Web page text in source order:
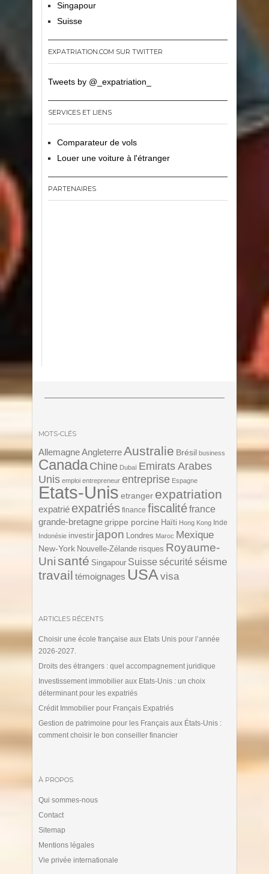
Singapour
Suisse
EXPATRIATION.COM SUR TWITTER
Tweets by @_expatriation_
SERVICES ET LIENS
Comparateur de vols
Louer une voiture à l'étranger
PARTENAIRES
MOTS-CLÉS
Allemagne AngleterreAustralie Brésil business
Canada Chine Dubaï Emirats Arabes
Unis emploi entrepreneur entreprise Espagne
Etats-Unis etranger expatriation
expatrié expatriés finance fiscalitéfrance
grande-bretagne grippe porcine Haïti Hong Kong Inde
Indonésie investir japon Londres Maroc Mexique
New-York Nouvelle-Zélande risques Royaume-
Unisanté Singapour Suisse sécurité séisme
travail témoignages USA visa
ARTICLES RÉCENTS
Choisir une école française aux Etats Unis pour l’année
2026-2027.
Droits des étrangers : quel accompagnement juridique
Investissement immobilier aux Etats-Unis : un choix
déterminant pour les expatriés
Crédit Immobilier pour Français Expatriés
Gestion de patrimoine pour les Français aux États-Unis :
comment choisir le bon conseiller financier
À PROPOS
Qui sommes-nous
Contact
Sitemap
Mentions légales
Vie privée internationale